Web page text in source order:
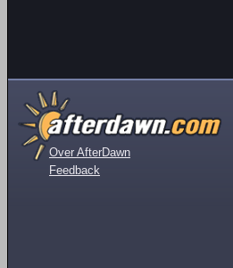
Over AfterDawn
Feedback